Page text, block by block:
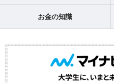
お金の知識